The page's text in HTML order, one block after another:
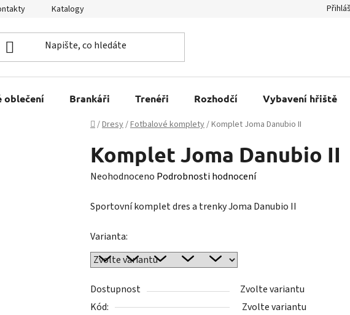
Katalogy
oblečení Brankáři Trenéři Rozhodčí Vybavení hřiště
Domů
/Dresy/Fotbalové komplety/Komplet Joma Danubio II
Komplet Joma Danubio II
Průměrné
produktu
0,0
z
hvězdiček.
Neohodnoceno Podrobnosti hodnocení
Sportovní komplet dres a trenky Joma Danubio II
Varianta:
Dostupnost
Zvolte variantu
Kód:
Zvolte variantu